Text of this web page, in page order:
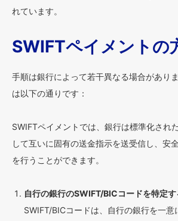
れています。
SWIFTペイメントの
手順は銀行によって若干異なる場合があり
は以下の通りです：
SWIFTペイメントでは、銀行は標準化され
して互いに固有の送金指示を送受信し、安
を行うことができます。
自行の銀行のSWIFT/BICコードを特定す
SWIFT/BICコードは、自行の銀行を一意